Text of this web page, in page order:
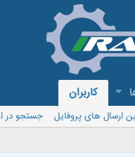
کاربران
ارسال های پروفایل
جستجو در